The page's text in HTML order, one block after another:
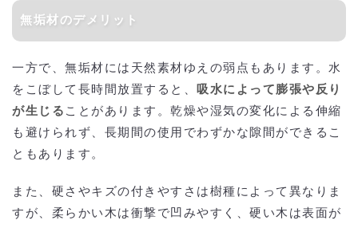
無垢材のデメリット
一方で、無垢材には天然素材ゆえの弱点もあります。水
をこぼして長時間放置すると、 吸水によって膨張や反り
が生じる ことがあります。乾燥や湿気の変化による伸縮
も避けられず、長期間の使用でわずかな隙間ができるこ
ともあります。
また、硬さやキズの付きやすさは樹種によって異なりま
すが、柔らかい木は衝撃で凹みやすく、硬い木は表面が